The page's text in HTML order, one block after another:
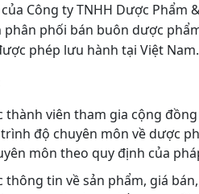
Công ty TNHH Dược Phẩm
phân phối bán buôn dược
phép lưu hành tại Việt Nam.
thành viên tham gia cộng đồng
độ chuyên môn về dược
môn theo quy định của
thông tin về sản phẩm, giá
Nhóm
Chia sẻ qua